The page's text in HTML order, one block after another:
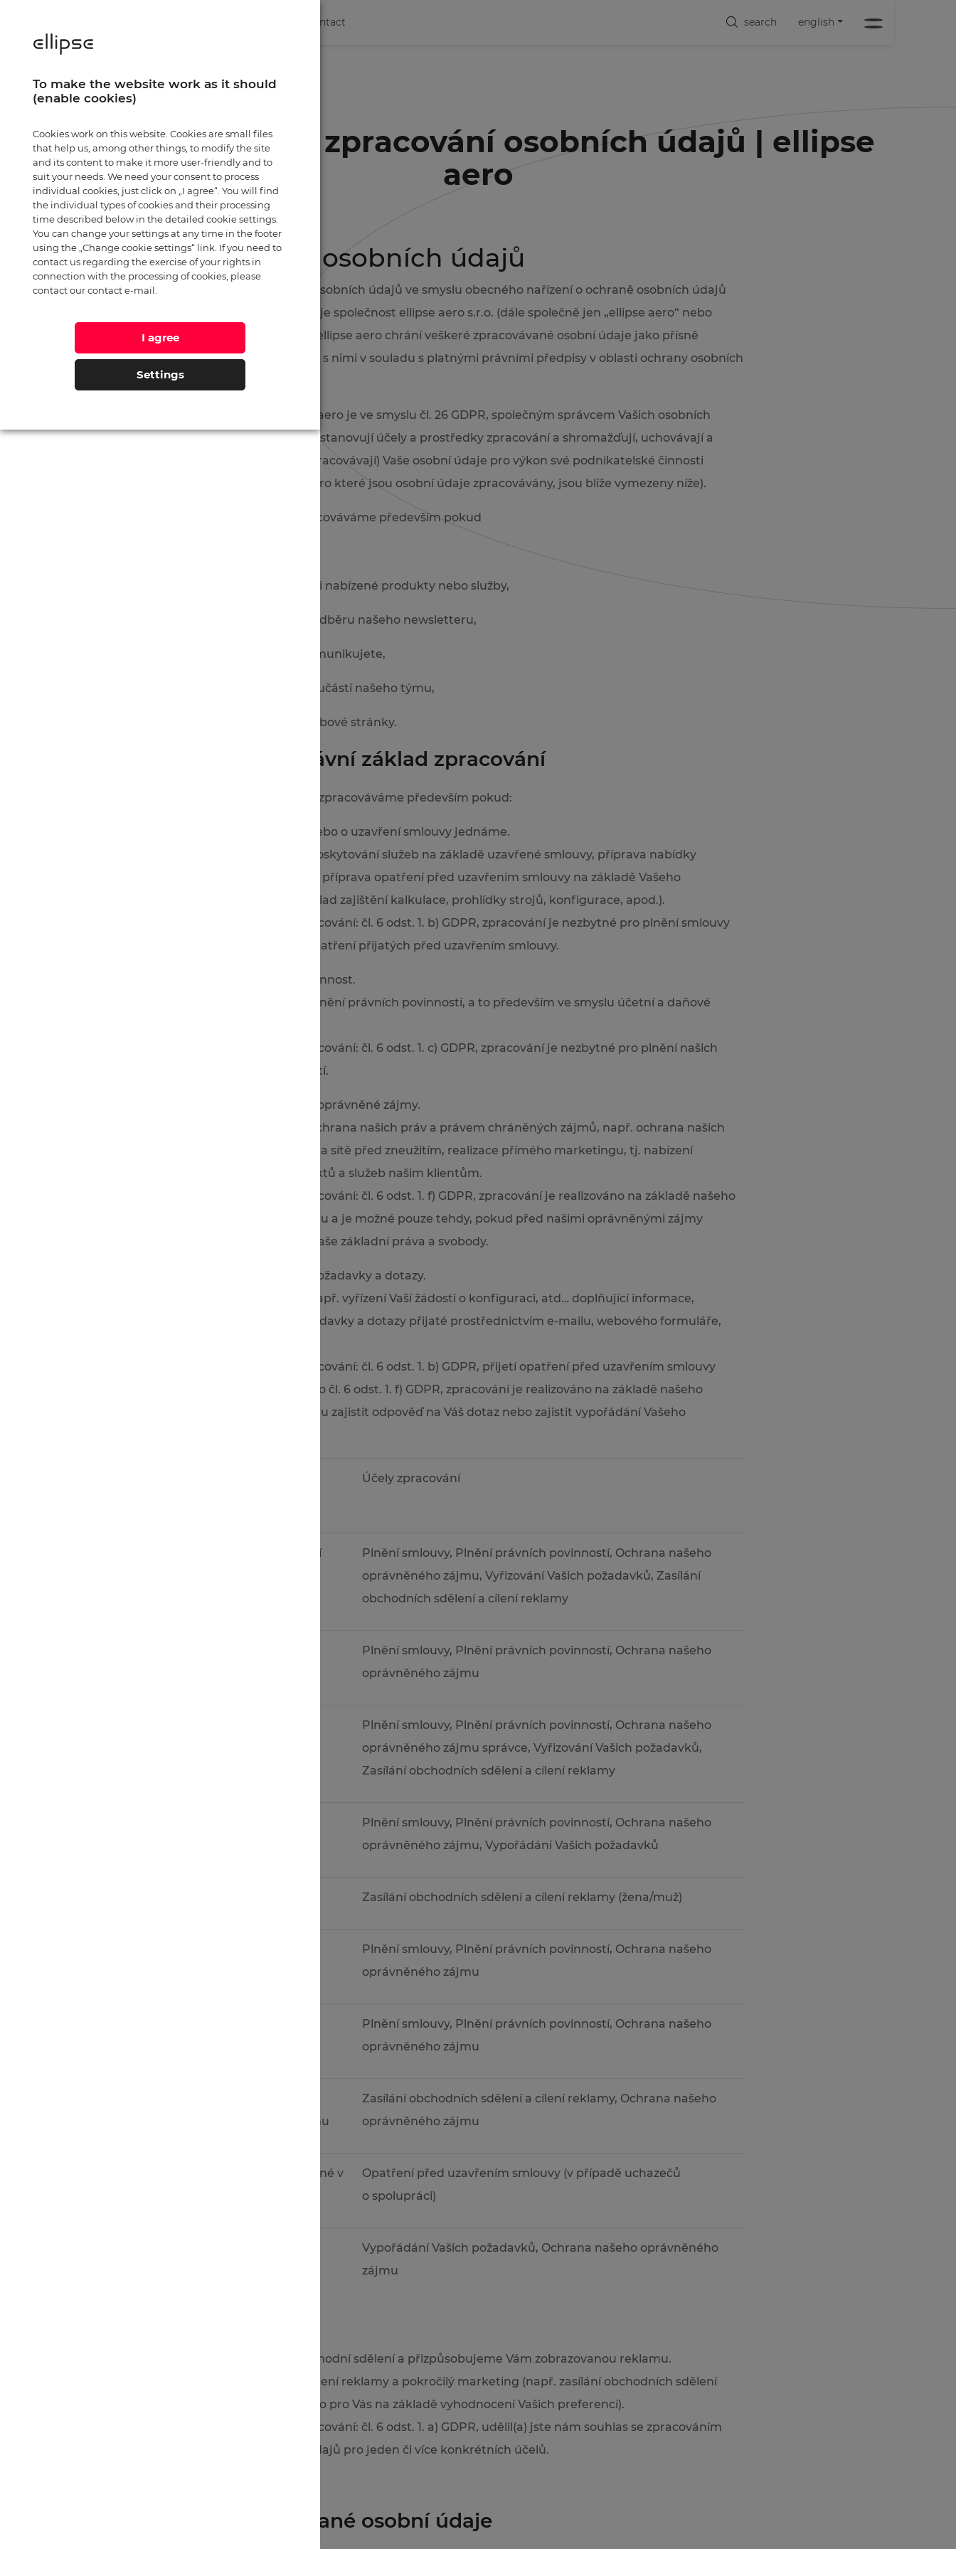
contact search english
GDPR – Zásady zpracování osobních údajů | ellipse
aero
Správce osobních údajů
Správcem Vašich osobních údajů ve smyslu obecného nařízení o ochraně osobních údajů
2016/679 („GDPR“) je společnost ellipse aero s.r.o. (dále společně jen „ellipse aero“ nebo
„my“). Společnost ellipse aero chrání veškeré zpracovávané osobní údaje jako přísně
důvěrné a nakládá s nimi v souladu s platnými právními předpisy v oblasti ochrany osobních
Společnost ellipse aero je ve smyslu čl. 26 GDPR, společným správcem Vašich osobních
údajů, tj. společně stanovují účely a prostředky zpracování a shromažďují, uchovávají a
využívají (i jinak zpracovávají) Vaše osobní údaje pro výkon své podnikatelské činnosti
(jednotlivé účely, pro které jsou osobní údaje zpracovávány, jsou blíže vymezeny níže).
Osobní údaje zpracováváme především pokud
Máte zájem o námi nabízené produkty nebo služby,
Přihlásili jste se k odběru našeho newsletteru,
Aktivně s námi komunikujete,
Máte zájem být součástí našeho týmu,
Navštívíte naše webové stránky.
Účely a právní základ zpracování
Vaše osobní údaje zpracováváme především pokud:
Plníme smlouvu nebo o uzavření smlouvy jednáme.
Účel zpracování: poskytování služeb na základě uzavřené smlouvy, příprava nabídky
produktů a služeb, příprava opatření před uzavřením smlouvy na základě Vašeho
požadavku (například zajištění kalkulace, prohlídky strojů, konfigurace, apod.).
Právní základ zpracování: čl. 6 odst. 1. b) GDPR, zpracování je nezbytné pro plnění smlouvy
nebo provedení opatření přijatých před uzavřením smlouvy.
Plníme právní povinnost.
Účel zpracování: plnění právních povinností, a to především ve smyslu účetní a daňové
Právní základ zpracování: čl. 6 odst. 1. c) GDPR, zpracování je nezbytné pro plnění našich
právních povinností.
Naplňujeme naše oprávněné zájmy.
Účel zpracování: ochrana našich práv a právem chráněných zájmů, např. ochrana našich
webových stránek a sítě před zneužitím, realizace přímého marketingu, tj. nabízení
obdobných produktů a služeb našim klientům.
Právní základ zpracování: čl. 6 odst. 1. f) GDPR, zpracování je realizováno na základě našeho
oprávněného zájmu a je možné pouze tehdy, pokud před našimi oprávněnými zájmy
nemají přednost Vaše základní práva a svobody.
Vyřizujeme Vaše požadavky a dotazy.
Účel zpracování: např. vyřízení Vaší žádosti o konfiguraci, atd… doplňující informace,
případně jiné požadavky a dotazy přijaté prostřednictvím e-mailu, webového formuláře,
Právní základ zpracování: čl. 6 odst. 1. b) GDPR, přijetí opatření před uzavřením smlouvy
na Vaši žádost nebo čl. 6 odst. 1. f) GDPR, zpracování je realizováno na základě našeho
oprávněného zájmu zajistit odpověď na Váš dotaz nebo zajistit vypořádání Vašeho
Účely zpracování
Jméno a příjmení
Plnění smlouvy, Plnění právních povinností, Ochrana našeho
oprávněného zájmu, Vyřizování Vašich požadavků, Zasílání
obchodních sdělení a cílení reklamy
Plnění smlouvy, Plnění právních povinností, Ochrana našeho
oprávněného zájmu
Plnění smlouvy, Plnění právních povinností, Ochrana našeho
oprávněného zájmu správce, Vyřizování Vašich požadavků,
Zasílání obchodních sdělení a cílení reklamy
Plnění smlouvy, Plnění právních povinností, Ochrana našeho
oprávněného zájmu, Vypořádání Vašich požadavků
Zasílání obchodních sdělení a cílení reklamy (žena/muž)
Plnění smlouvy, Plnění právních povinností, Ochrana našeho
oprávněného zájmu
Plnění smlouvy, Plnění právních povinností, Ochrana našeho
oprávněného zájmu
obchodním vztahu
Zasílání obchodních sdělení a cílení reklamy, Ochrana našeho
oprávněného zájmu
Informace uvedené v
Opatření před uzavřením smlouvy (v případě uchazečů
o spolupráci)
Vypořádání Vašich požadavků, Ochrana našeho oprávněného
zájmu
Zasíláme Vám obchodní sdělení a přizpůsobujeme Vám zobrazovanou reklamu.
Účel zpracování: cílení reklamy a pokročilý marketing (např. zasílání obchodních sdělení
připravených přímo pro Vás na základě vyhodnocení Vašich preferencí).
Právní základ zpracování: čl. 6 odst. 1. a) GDPR, udělil(a) jste nám souhlas se zpracováním
Vašich osobních údajů pro jeden či více konkrétních účelů.
Zpracovávané osobní údaje
To make the website work as it should
(enable cookies)
Cookies work on this website. Cookies are small files
that help us, among other things, to modify the site
and its content to make it more user-friendly and to
suit your needs. We need your consent to process
individual cookies, just click on „I agree“. You will find
the individual types of cookies and their processing
time described below in the detailed cookie settings.
You can change your settings at any time in the footer
using the „Change cookie settings“ link. If you need to
contact us regarding the exercise of your rights in
connection with the processing of cookies, please
contact our contact e-mail.
I agree
Settings